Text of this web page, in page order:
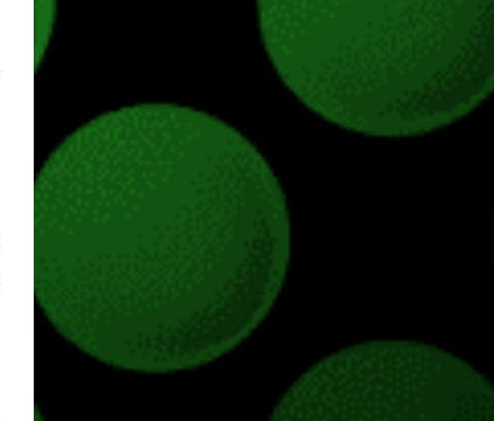
DE XBOX LIVE GOLD HACE TIEMPO Desde
hace más de un año, juegos como Fortnite,
Apex Legends, Halo Infinite, entre muchos
otros dejaron de pedir cualquier tipo de
suscripción de pago para ser jugados desde
Xbox One o Xbox Series. JUEGOS
GRATUITOS EN XBOX SERIES Gracias a la